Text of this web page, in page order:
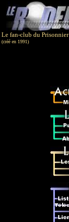
Le fan-club du Prisonnier
(créé en 1991)